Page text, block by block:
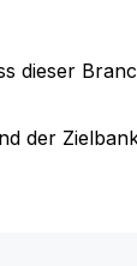
dieser
der